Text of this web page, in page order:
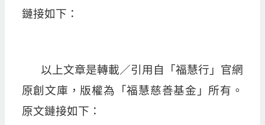
鏈接如下：
以上文章是轉載／引用自「福慧行」官網
原創文庫，版權為「福慧慈善基金」所有。
原文鏈接如下：